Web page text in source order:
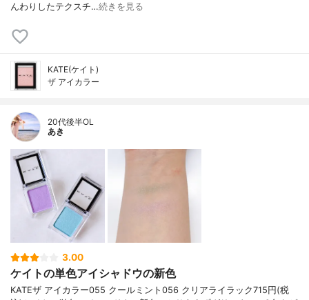
んわりしたテクスチ…続きを見る
KATE(ケイト)
ザ アイカラー
20代後半OL
あき
3.00
ケイトの単色アイシャドウの新色
KATE ザ アイカラー 055 クールミント 056 クリアライラック 715円(税